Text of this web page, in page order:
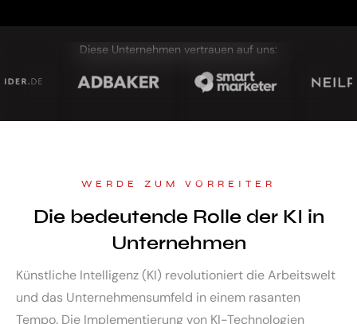
Diese Unternehmen vertrauen auf uns:
WERDE ZUM VORREITER
Die bedeutende Rolle der KI in
Unternehmen
Künstliche Intelligenz (KI) revolutioniert die Arbeitswelt
und das Unternehmensumfeld in einem rasanten
Tempo. Die Implementierung von KI-Technologien